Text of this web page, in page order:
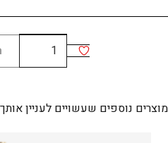
כמות
של
DROPS
מוצרים נוספים שעשויים לעניין